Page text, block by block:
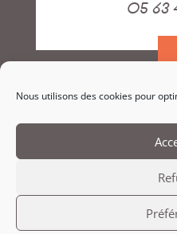
Nous utilisons des cookies pour
05 63